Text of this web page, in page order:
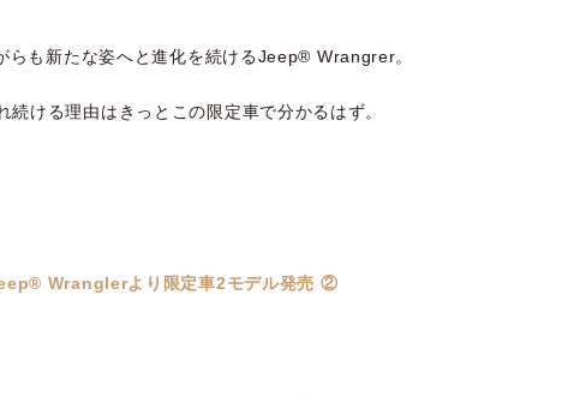
らも新たな姿へと進化を続けるJeep® Wrangrer。
続ける理由はきっとこの限定車で分かるはず。
Wranglerより限定車2モデル発売 ②